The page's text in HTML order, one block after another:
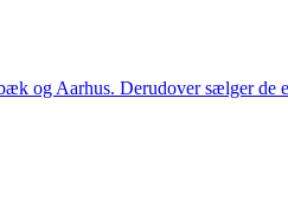
og Aarhus. Derudover sælger de